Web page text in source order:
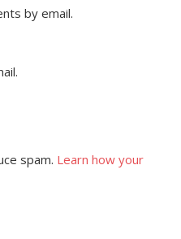
by email.
spam. Learn how your